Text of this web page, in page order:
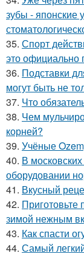
зубы - японские
35. Спорт
это официально
36. Подставки
могут быть не
37. Что
38. Чем
корней?
39. Учёные
40. В
оборудовании
41. Вкусный
42. Приготовьте
зимой нежным
43. Как спасти
44. Самый